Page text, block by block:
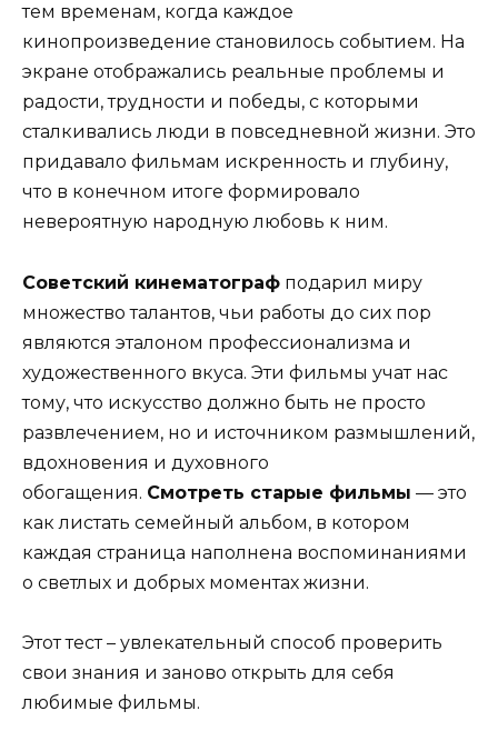
тем временам, когда каждое
кинопроизведение становилось событием. На
экране отображались реальные проблемы и
радости, трудности и победы, с которыми
сталкивались люди в повседневной жизни. Это
придавало фильмам искренность и глубину,
что в конечном итоге формировало
невероятную народную любовь к ним.
Советский кинематограф подарил миру
множество талантов, чьи работы до сих пор
являются эталоном профессионализма и
художественного вкуса. Эти фильмы учат нас
тому, что искусство должно быть не просто
развлечением, но и источником размышлений,
вдохновения и духовного
обогащения. Смотреть старые фильмы — это
как листать семейный альбом, в котором
каждая страница наполнена воспоминаниями
о светлых и добрых моментах жизни.
Этот тест – увлекательный способ проверить
свои знания и заново открыть для себя
любимые фильмы.